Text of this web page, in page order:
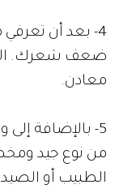
4- بعد أن
ضعف شعرك.
معادن.
5- بالإضافة
من نوع جيد
الطبيب أو